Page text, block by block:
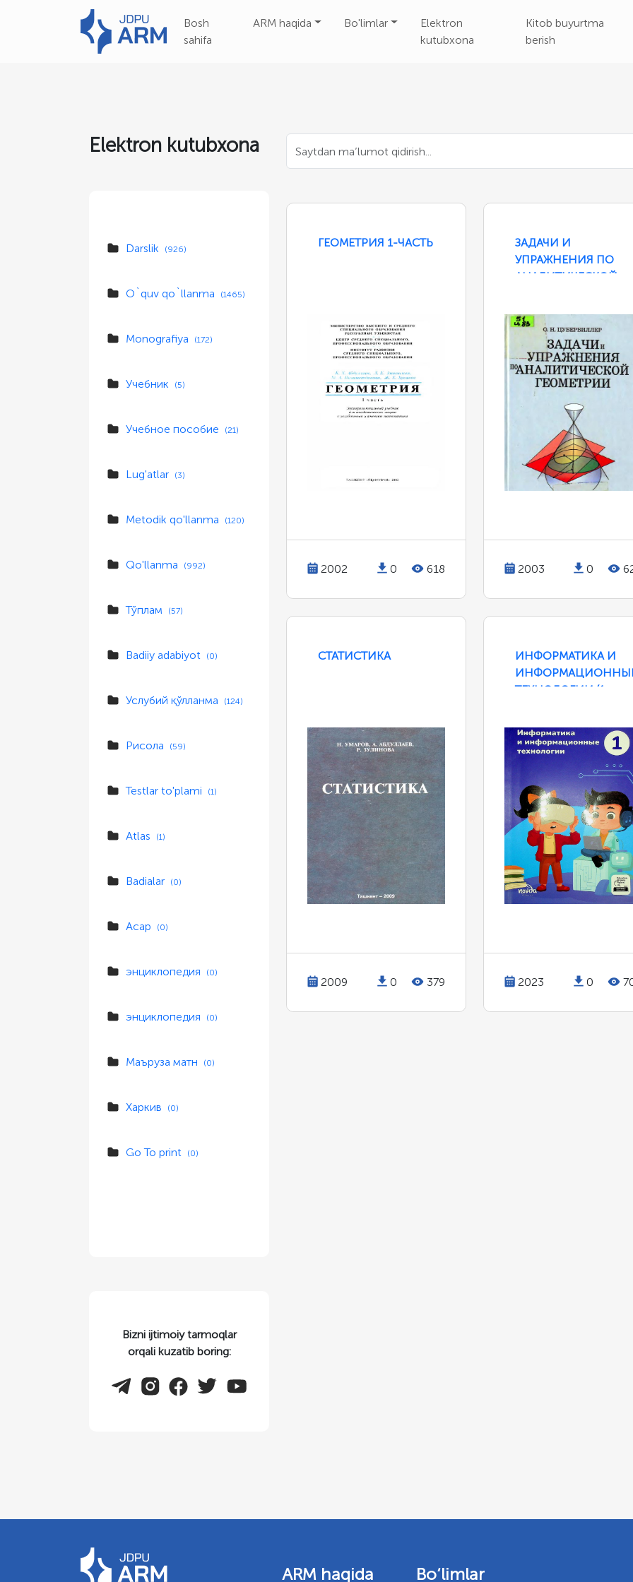
Bosh
sahifa
ARM haqida Bo'limlar
Elektron
kutubxona
Kitob buyurtma
berish
Elektron kutubxona
Darslik (926)
O`quv qo`llanma (1465)
Monografiya (172)
Учебник (5)
Учебное пособие (21)
Lug'atlar (3)
Metodik qo'llanma (120)
Qo'llanma (992)
Тўплам (57)
Badiiy adabiyot (0)
Услубий қўлланма (124)
Рисола (59)
Testlar to'plami (1)
Atlas (1)
Badialar (0)
Асар (0)
энциклопедия (0)
энциклопедия (0)
Маъруза матн (0)
Харкив (0)
Go To print (0)
Bizni ijtimoiy tarmoqlar
orqali kuzatib boring:
ГЕОМЕТРИЯ 1-ЧАСТЬ
2002 0 618
ЗАДАЧИ И
УПРАЖНЕНИЯ ПО
АНАЛИТИЧЕСКОЙ
2003 0
СТАТИСТИКА
2009 0 379
ИНФОРМАТИКА И
ТЕХНОЛОГИИ (1-
2023 0
ARM haqida Bo‘limlar